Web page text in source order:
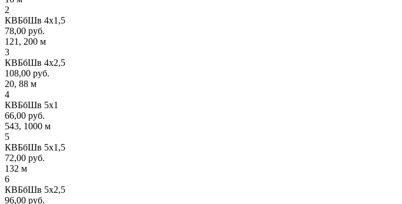
2
КВБбШв 4х1,5
78,00 руб.
121, 200 м
3
КВБбШв 4х2,5
108,00 руб.
20, 88 м
4
КВБбШв 5х1
66,00 руб.
543, 1000 м
5
КВБбШв 5х1,5
72,00 руб.
132 м
6
КВБбШв 5х2,5
96,00 руб.